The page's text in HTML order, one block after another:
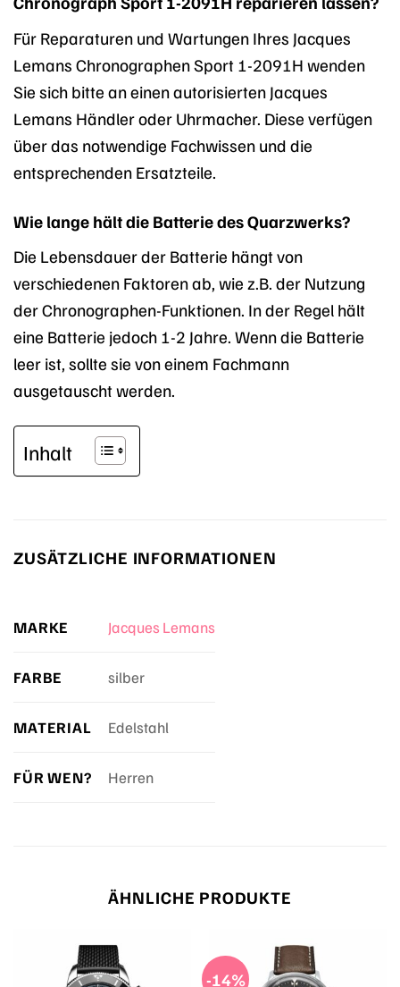
Für Reparaturen und Wartungen Ihres Jacques
Lemans Chronographen Sport 1-2091H wenden
Sie sich bitte an einen autorisierten Jacques
Lemans Händler oder Uhrmacher. Diese verfügen
über das notwendige Fachwissen und die
entsprechenden Ersatzteile.
Wie lange hält die Batterie des Quarzwerks?
Die Lebensdauer der Batterie hängt von
verschiedenen Faktoren ab, wie z.B. der Nutzung
der Chronographen-Funktionen. In der Regel hält
eine Batterie jedoch 1-2 Jahre. Wenn die Batterie
leer ist, sollte sie von einem Fachmann
ausgetauscht werden.
Inhalt
ZUSÄTZLICHE INFORMATIONEN
MARKE Jacques Lemans
FARBE silber
MATERIAL Edelstahl
FÜR WEN? Herren
ÄHNLICHE PRODUKTE
-14%